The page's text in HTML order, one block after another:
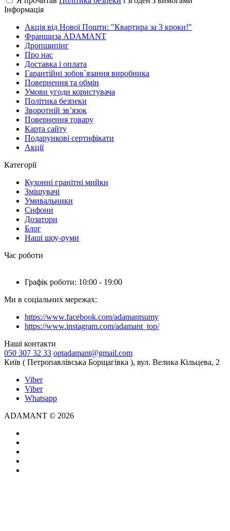
Інформація
Акція від Нової Пошти: "Квартира за 3 кроки!"
Франшиза ADAMANT
Дропшипінг
Про нас
Доставка і оплата
Гарантійні зобов`язання виробника
Повернення та обмін
Умови угоди користувача
Політика безпеки
Зворотній зв’язок
Повернення товару
Карта сайту
Подарункові сертифікати
Акції
Категорії
Кухонні гранітні мийки
Змішувачі
Умивальники
Сифони
Дозатори
Блог
Наші шоу-руми
Час роботи
Графік роботи: 10:00 - 19:00
Ми в соціальних мережах:
https://www.facebook.com/adamantsumy
https://www.instagram.com/adamant_top/
Наші контакти
050 307 32 33 optadamant@gmail.com
Київ ( Петропавлівська Борщагівка ), вул. Велика Кільцева, 2
Viber
Viber
Whatsapp
ADAMANT © 2026